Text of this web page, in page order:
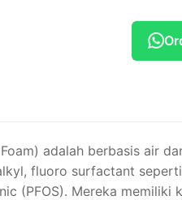
adalah berbasis air
fluoro surfactant
(PFOS). Mereka memiliki